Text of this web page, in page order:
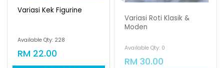
Variasi Kek Figurine
Available Qty: 228
RM 22.00
Variasi Roti Klasik &
Moden
Available Qty: 0
RM 30.00